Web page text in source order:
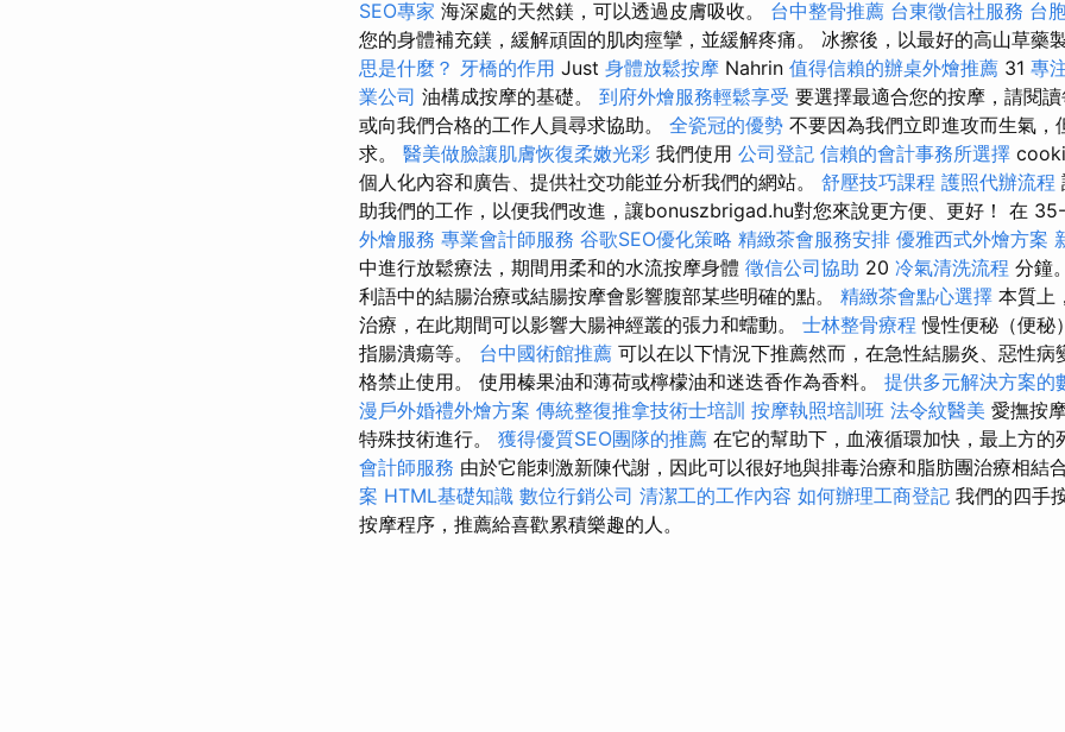
SEO專家 海深處的天然鎂，可以透過皮膚吸收。 台中整骨推薦 台東徵信社服務 台
您的身體補充鎂，緩解頑固的肌肉痙攣，並緩解疼痛。 冰擦後，以最好的高山草藥
思是什麼？ 牙橋的作用 Just 身體放鬆按摩 Nahrin 值得信賴的辦桌外燴推薦 31 專
業公司 油構成按摩的基礎。 到府外燴服務輕鬆享受 要選擇最適合您的按摩，請閱
或向我們合格的工作人員尋求協助。 全瓷冠的優勢 不要因為我們立即進攻而生氣，
求。 醫美做臉讓肌膚恢復柔嫩光彩 我們使用 公司登記 信賴的會計事務所選擇
個人化內容和廣告、提供社交功能並分析我們的網站。 舒壓技巧課程 護照代辦流程
助我們的工作，以便我們改進，讓bonuszbrigad.hu對您來說更方便、更好！ 在
外燴服務 專業會計師服務 谷歌SEO優化策略 精緻茶會服務安排 優雅西式外燴方案
中進行放鬆療法，期間用柔和的水流按摩身體 徵信公司協助 20 冷氣清洗流程 分鐘。
利語中的結腸治療或結腸按摩會影響腹部某些明確的點。 精緻茶會點心選擇 本質上
治療，在此期間可以影響大腸神經叢的張力和蠕動。 士林整骨療程 慢性便秘（便秘
指腸潰瘍等。 台中國術館推薦 可以在以下情況下推薦然而，在急性結腸炎、惡性病
格禁止使用。 使用榛果油和薄荷或檸檬油和迷迭香作為香料。 提供多元解決方案的
漫戶外婚禮外燴方案 傳統整復推拿技術士培訓 按摩執照培訓班 法令紋醫美 愛撫按
特殊技術進行。 獲得優質SEO團隊的推薦 在它的幫助下，血液循環加快，最上方的
會計師服務 由於它能刺激新陳代謝，因此可以很好地與排毒治療和脂肪團治療相結
案 HTML基礎知識 數位行銷公司 清潔工的工作內容 如何辦理工商登記 我們的四手
按摩程序，推薦給喜歡累積樂趣的人。